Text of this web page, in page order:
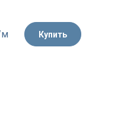
Купить